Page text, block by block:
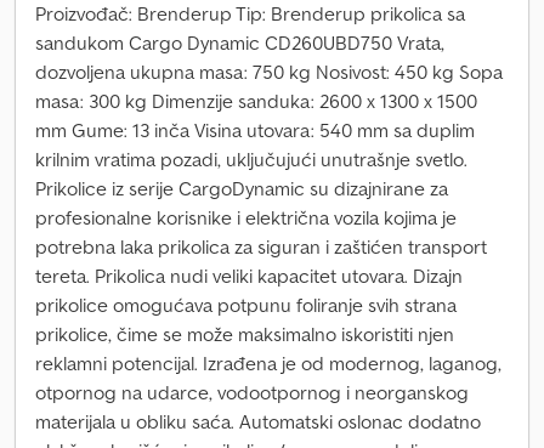
Proizvođač: Brenderup Tip: Brenderup prikolica sa
sandukom Cargo Dynamic CD260UBD750 Vrata,
dozvoljena ukupna masa: 750 kg Nosivost: 450 kg Sopa
masa: 300 kg Dimenzije sanduka: 2600 x 1300 x 1500
mm Gume: 13 inča Visina utovara: 540 mm sa duplim
krilnim vratima pozadi, uključujući unutrašnje svetlo.
Prikolice iz serije CargoDynamic su dizajnirane za
profesionalne korisnike i električna vozila kojima je
potrebna laka prikolica za siguran i zaštićen transport
tereta. Prikolica nudi veliki kapacitet utovara. Dizajn
prikolice omogućava potpunu foliranje svih strana
prikolice, čime se može maksimalno iskoristiti njen
reklamni potencijal. Izrađena je od modernog, laganog,
otpornog na udarce, vodootpornog i neorganskog
materijala u obliku saća. Automatski oslonac dodatno